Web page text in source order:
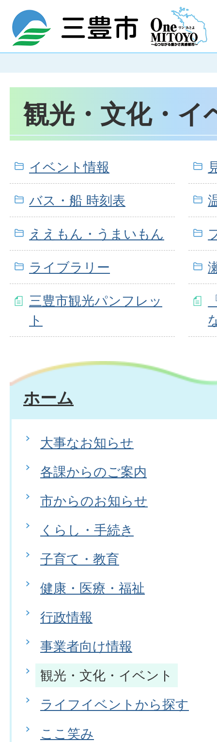
観光・文化・イ
イベント情報
バス・船 時刻表
ええもん・うまいもん
ライブラリー
三豊市観光パンフレッ
ト
ホーム
大事なお知らせ
各課からのご案内
市からのお知らせ
くらし・手続き
子育て・教育
健康・医療・福祉
行政情報
事業者向け情報
観光・文化・イベント
ライフイベントから探す
ここ笑み